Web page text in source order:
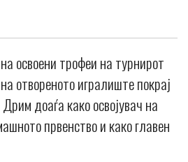
освоени трофеи на турнирот
отвореното игралиште покрај
доаѓа како освојувач на
првенство и како главен